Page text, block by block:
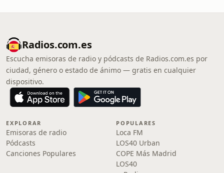
Radios.com.es
Escucha emisoras de radio y pódcasts de Radios.com.es por
ciudad, género o estado de ánimo — gratis en cualquier
dispositivo.
EXPLORAR
Emisoras de radio
Pódcasts
Canciones Populares
POPULARES
Loca FM
LOS40 Urban
COPE Más Madrid
LOS40